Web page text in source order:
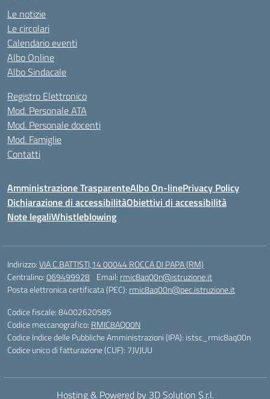
Le notizie
Le circolari
Calendario eventi
Albo Online
Albo Sindacale
Registro Elettronico
Mod. Personale ATA
Mod. Personale docenti
Mod. Famiglie
Contatti
Amministrazione TrasparenteAlbo On-linePrivacy Policy
Dichiarazione di accessibilitàObiettivi di accessibilità
Note legaliWhistleblowing
Indirizzo:VIA C.BATTISTI,14 00044 ROCCA DI PAPA (RM)
Centralino:069499928 Email: rmic8aq00n@istruzione.it
Posta elettronica certificata (PEC): rmic8aq00n@pec.istruzione.it
Codice fiscale: 84002620585
Codice meccanografico: RMIC8AQ00N
Codice Indice delle Pubbliche Amministrazioni (IPA): istsc_rmic8aq00n
Codice unico di fatturazione (CUF): 7JVJUU
Hosting & Powered by 3D Solution S.r.l.